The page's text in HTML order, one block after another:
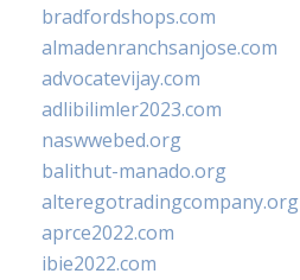
bradfordshops.com
almadenranchsanjose.com
advocatevijay.com
adlibilimler2023.com
naswwebed.org
balithut-manado.org
alteregotradingcompany.org
aprce2022.com
ibie2022.com